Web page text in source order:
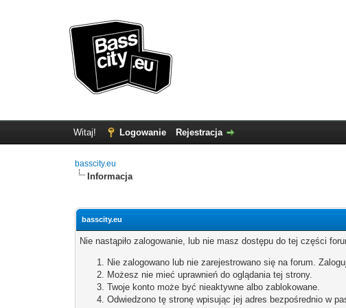
Witaj! Logowanie Rejestracja
basscity.eu
Informacja
basscity.eu
Nie nastąpiło zalogowanie, lub nie masz dostępu do tej części
Nie zalogowano lub nie zarejestrowano się na forum.
Możesz nie mieć uprawnień do oglądania tej strony.
Twoje konto może być nieaktywne albo zablokowane.
Odwiedzono tę stronę wpisując jej adres bezpośrednio w